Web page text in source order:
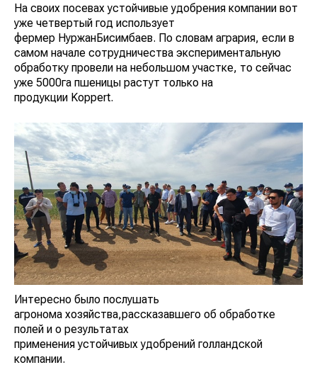
На своих посевах устойчивые удобрения компании вот
уже четвертый год использует
фермер НуржанБисимбаев. По словам агрария, если в
самом начале сотрудничества экспериментальную
обработку провели на небольшом участке, то сейчас
уже 5000га пшеницы растут только на
продукции Koppert.
Интересно было послушать
агронома хозяйства,рассказавшего об обработке
полей и о результатах
применения устойчивых удобрений голландской
компании.